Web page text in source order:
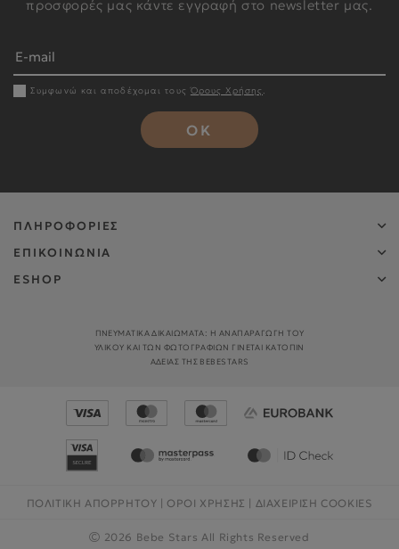
προσφορές μας κάντε εγγραφή στο newsletter μας.
Συμφωνώ και αποδέχομαι τουςΌρους Χρήσης .
OK
ΠΛΗΡΟΦΟΡΙΕΣ
ΕΠΙΚΟΙΝΩΝΙΑ
ESHOP
ΠΝΕΥΜΑΤΙΚΑ ΔΙΚΑΙΩΜΑΤΑ: Η ΑΝΑΠΑΡΑΓΩΓΉ ΤΟΥ
ΥΛΙΚΟΎ ΚΑΙ ΤΩΝ ΦΩΤΟΓΡΑΦΙΏΝ ΓΊΝΕΤΑΙ ΚΑΤΌΠΙΝ
ΑΔΕΊΑΣ ΤΗΣ BEBESTARS
2026 Bebe Stars All Rights Reserved
ΠΟΛΙΤΙΚΗ ΑΠΟΡΡΗΤΟΥ ΟΡΟΙ ΧΡΗΣΗΣ ΔΙΑΧΕΊΡΙΣΗ COOKIES